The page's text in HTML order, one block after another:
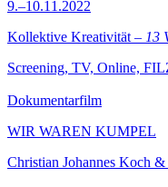
9.–10.11.2022
Kollektive Kreativität – 13
Screening, TV, Online,
Dokumentarfilm
WIR WAREN KUMPEL
Christian Johannes Koch &